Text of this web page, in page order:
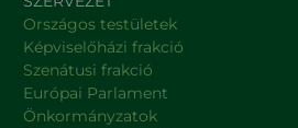
Országos testületek
Képviselőházi frakció
Szenátusi frakció
Európai Parlament
Önkormányzatok